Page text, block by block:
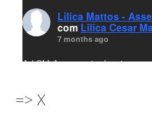
Lilica Mattos -
com Lilica Cesar
7 months ago
A LCM Assessoria deseja um
amigos que sempre nos
=> X